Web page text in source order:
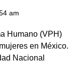
am
Humano (VPH)
en México.
Nacional